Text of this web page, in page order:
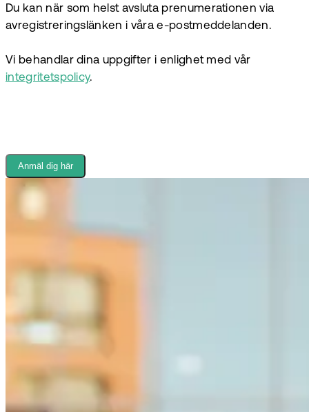
Du kan när som helst avsluta prenumerationen via
avregistreringslänken i våra e-postmeddelanden.
Vi behandlar dina uppgifter i enlighet med vår
integritetspolicy.
Anmäl dig här